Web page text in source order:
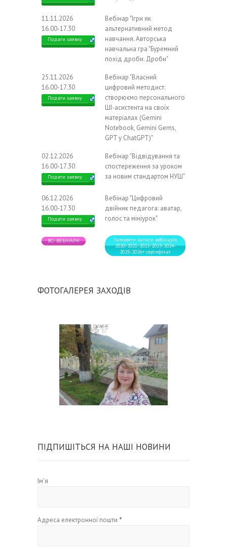
11.11.2026
16.00-17.30
Подати заявку
Вебінар "Ігри як
альтернативний метод
навчання. Авторська
навчальна гра "Буремний
похід дроби. Дроби"
25.11.2026
16.00-17.30
Подати заявку
Вебінар "Власний
цифровий методист:
створюємо персонального
ШІ-асистента на своїх
матеріалах (Gemini
Notebook, Gemini Gems,
GPT у ChatGPT)"
02.12.2026
16.00-17.30
Подати заявку
Вебінар "Відвідування та
спостереження за уроком
за новим стандартом НУШ"
06.12.2026
16.00-17.30
Подати заявку
Вебінар "Цифровий
двійник педагога: аватар,
голос та мініурок"
ВСІ ВЕБІНАРИ
Замовити записи вебінарів
2020-2021-2022-2023-2024-
2025-2026+ сертифікат
ФОТОГАЛЕРЕЯ ЗАХОДІВ
ПІДПИШІТЬСЯ НА НАШІ НОВИНИ
Ім'я
Адреса електронної пошти *